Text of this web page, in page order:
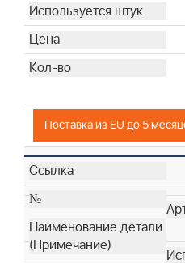
Поставка из EU до 5